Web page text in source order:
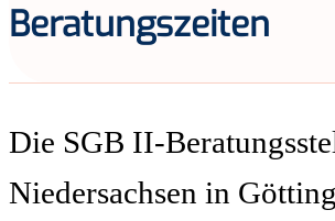
Beratungszeiten
Die SGB II-
Niedersachsen in